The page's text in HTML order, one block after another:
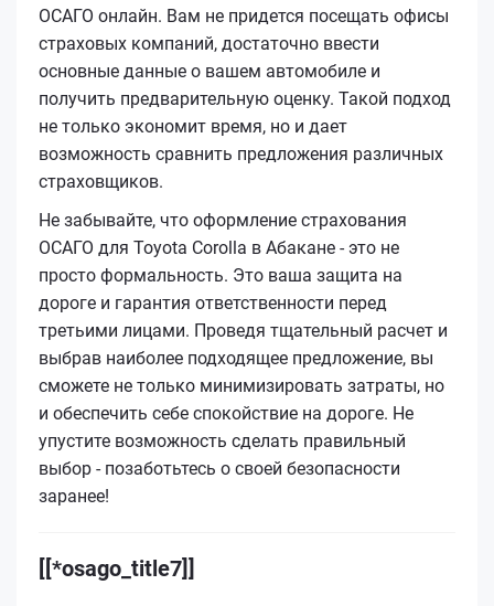
ОСАГО онлайн. Вам не придется посещать офисы
страховых компаний, достаточно ввести
основные данные о вашем автомобиле и
получить предварительную оценку. Такой подход
не только экономит время, но и дает
возможность сравнить предложения различных
страховщиков.
Не забывайте, что оформление страхования
ОСАГО для Toyota Corolla в Абакане - это не
просто формальность. Это ваша защита на
дороге и гарантия ответственности перед
третьими лицами. Проведя тщательный расчет и
выбрав наиболее подходящее предложение, вы
сможете не только минимизировать затраты, но
и обеспечить себе спокойствие на дороге. Не
упустите возможность сделать правильный
выбор - позаботьтесь о своей безопасности
заранее!
[[*osago_title7]]